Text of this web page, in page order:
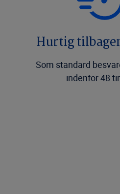
Hurtig
Som standard
indenfor 48